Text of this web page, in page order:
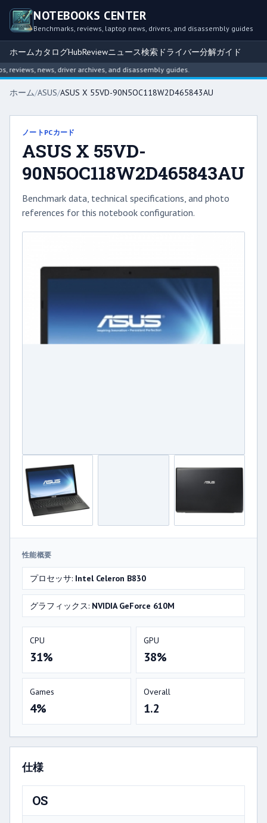
NOTEBOOKS CENTER
Benchmarks, reviews, laptop news, drivers, and disassembly guides
ホームカタログHubReviewニュース検索 ドライバー分解ガイド
news, driver archives, and disassembly guides.
ホーム/ASUS/ASUS X 55VD-90N5OC118W2D465843AU
ノートPCカード
ASUS X 55VD-
90N5OC118W2D465843AU
Benchmark data, technical specifications, and photo
references for this notebook configuration.
性能概要
プロセッサ: Intel Celeron B830
グラフィックス: NVIDIA GeForce 610M
CPU
31%
GPU
38%
Games
4%
Overall
1.2
仕様
OS